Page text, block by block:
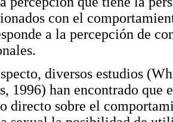
con el
a la percepción de
diversos estudios
1996) han encontrado
directo sobre el